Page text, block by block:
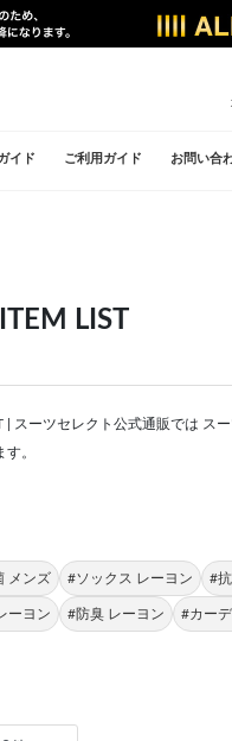
イド ご利用ガイド お問い合
LIST
スーツセレクト公式通販では ス
。
メンズ #ソックス レーヨン #
ーヨン #防臭 レーヨン #カー